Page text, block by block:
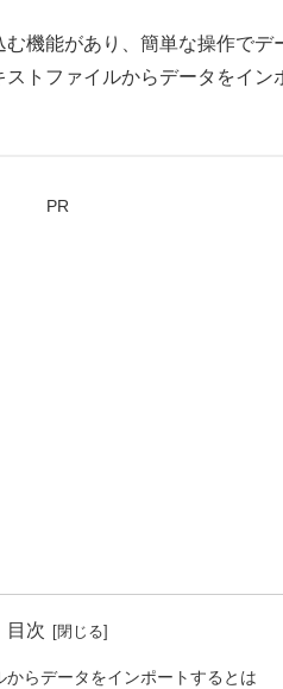
機能があり、簡単な操作でデ
トファイルからデータをイン
PR
目次
からデータをインポートするとは